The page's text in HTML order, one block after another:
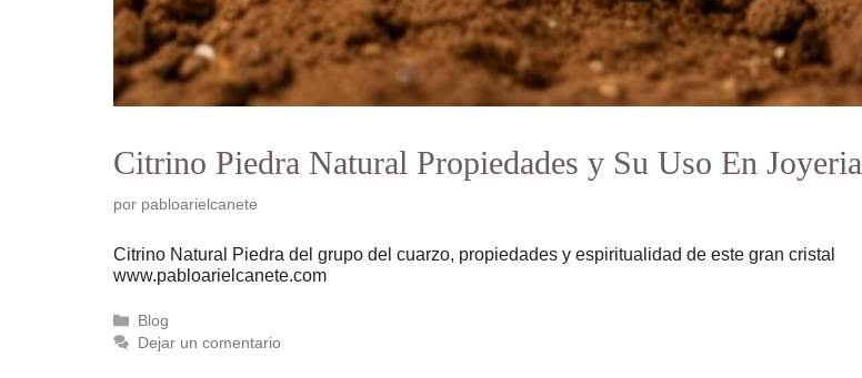
Citrino Piedra Natural Propiedades y Su Uso En Joyeria
por pabloarielcanete
Citrino Natural Piedra del grupo del cuarzo, propiedades y espiritualidad de este gran cristal
www.pabloarielcanete.com
Categorías
Blog
Dejar un comentario